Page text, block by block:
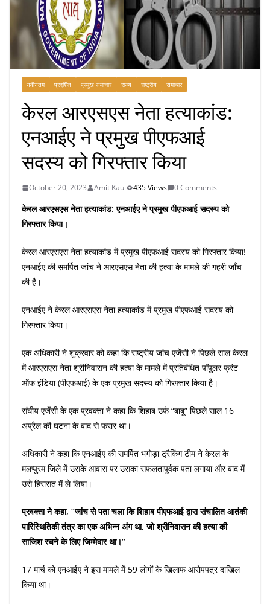
नवीनतम प्रदर्शित प्रमुख समाचार राज्य राष्ट्रीय समाचार
केरल आरएसएस नेता हत्याकांड:
एनआईए ने प्रमुख पीएफआई
सदस्य को गिरफ्तार किया
October 20, 2023 Amit Kaul 435 Views 0 Comments
केरल आरएसएस नेता हत्याकांड: एनआईए ने प्रमुख पीएफआई सदस्य को
गिरफ्तार किया।
केरल आरएसएस नेता हत्याकांड में प्रमुख पीएफआई सदस्य को गिरफ्तार किया!
एनआईए की समर्पित जांच ने आरएसएस नेता की हत्या के मामले की गहरी जाँच
की है।
एनआईए ने केरल आरएसएस नेता हत्याकांड में प्रमुख पीएफआई सदस्य को
गिरफ्तार किया।
एक अधिकारी ने शुक्रवार को कहा कि राष्ट्रीय जांच एजेंसी ने पिछले साल केरल
में आरएसएस नेता श्रीनिवासन की हत्या के मामले में प्रतिबंधित पॉपुलर फ्रंट
ऑफ इंडिया (पीएफआई) के एक प्रमुख सदस्य को गिरफ्तार किया है।
संघीय एजेंसी के एक प्रवक्ता ने कहा कि शिहाब उर्फ “बाबू” पिछले साल 16
अप्रैल की घटना के बाद से फरार था।
अधिकारी ने कहा कि एनआईए की समर्पित भगोड़ा ट्रैकिंग टीम ने केरल के
मलप्पुरम जिले में उसके आवास पर उसका सफलतापूर्वक पता लगाया और बाद में
उसे हिरासत में ले लिया।
प्रवक्ता ने कहा, “जांच से पता चला कि शिहाब पीएफआई द्वारा संचालित आतंकी
पारिस्थितिकी तंत्र का एक अभिन्न अंग था, जो श्रीनिवासन की हत्या की
साजिश रचने के लिए जिम्मेदार था।”
17 मार्च को एनआईए ने इस मामले में 59 लोगों के खिलाफ आरोपपत्र दाखिल
किया था।